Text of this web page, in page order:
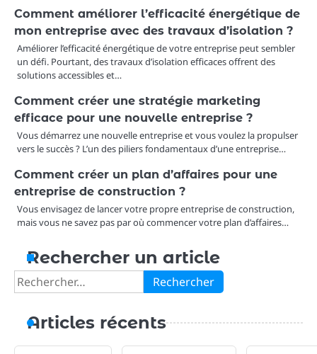
Comment améliorer l’efficacité énergétique de
mon entreprise avec des travaux d’isolation ?
Améliorer l’efficacité énergétique de votre entreprise peut sembler
un défi. Pourtant, des travaux d’isolation efficaces offrent des
solutions accessibles et…
Comment créer une stratégie marketing
efficace pour une nouvelle entreprise ?
Vous démarrez une nouvelle entreprise et vous voulez la propulser
vers le succès ? L’un des piliers fondamentaux d’une entreprise…
Comment créer un plan d’affaires pour une
entreprise de construction ?
Vous envisagez de lancer votre propre entreprise de construction,
mais vous ne savez pas par où commencer votre plan d’affaires…
Rechercher un article
Rechercher :
Articles récents